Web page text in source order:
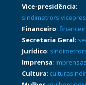
Vice-presidência:
Financeiro:
Secretaria Geral:
Jurídico:
Imprensa:
Cultura: